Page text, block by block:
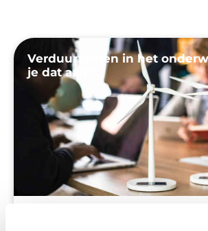
Verduurzamen in het
je dat aan?